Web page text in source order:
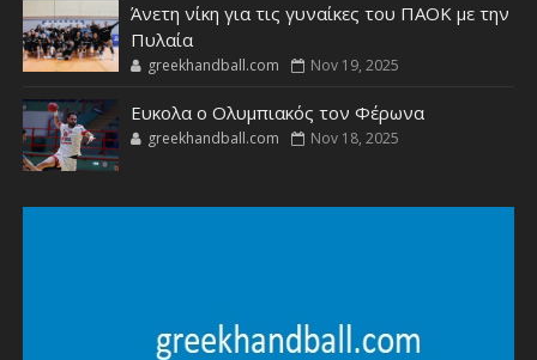
Άνετη νίκη για τις γυναίκες του ΠΑΟΚ με την
Πυλαία
greekhandball.com Nov 19, 2025
Ευκολα ο Ολυμπιακός τον Φέρωνα
greekhandball.com Nov 18, 2025